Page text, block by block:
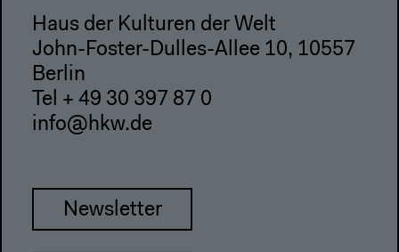
Haus der Kulturen der Welt
John-Foster-Dulles-Allee 10, 10557
Berlin
Tel + 49 30 397 87 0
info@hkw.de
Newsletter